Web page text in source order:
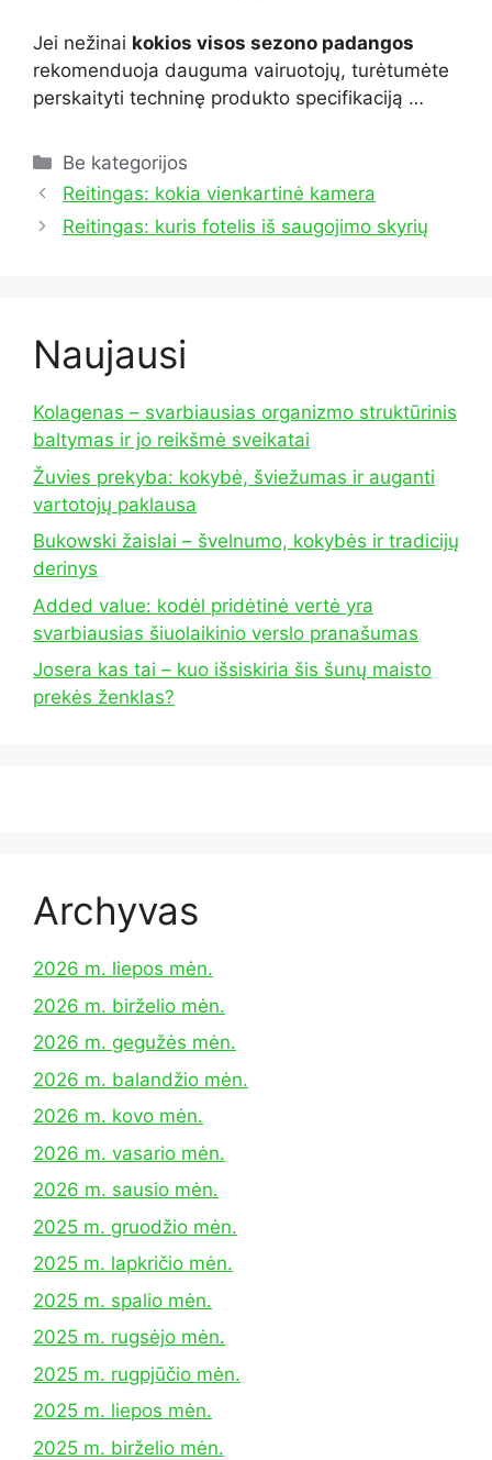
Jei nežinai kokios visos sezono padangos
rekomenduoja dauguma vairuotojų, turėtumėte
perskaityti techninę produkto specifikaciją …
Kategorijos
Be kategorijos
Reitingas: kokia vienkartinė kamera
Reitingas: kuris fotelis iš saugojimo skyrių
Naujausi
Kolagenas – svarbiausias organizmo struktūrinis
baltymas ir jo reikšmė sveikatai
Žuvies prekyba: kokybė, šviežumas ir auganti
vartotojų paklausa
Bukowski žaislai – švelnumo, kokybės ir tradicijų
derinys
Added value: kodėl pridėtinė vertė yra
svarbiausias šiuolaikinio verslo pranašumas
Josera kas tai – kuo išsiskiria šis šunų maisto
prekės ženklas?
Archyvas
2026 m. liepos mėn.
2026 m. birželio mėn.
2026 m. gegužės mėn.
2026 m. balandžio mėn.
2026 m. kovo mėn.
2026 m. vasario mėn.
2026 m. sausio mėn.
2025 m. gruodžio mėn.
2025 m. lapkričio mėn.
2025 m. spalio mėn.
2025 m. rugsėjo mėn.
2025 m. rugpjūčio mėn.
2025 m. liepos mėn.
2025 m. birželio mėn.